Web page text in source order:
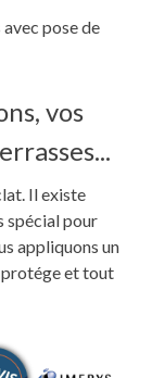
pose de
vos
Il existe
spécial pour
appliquons un
et tout